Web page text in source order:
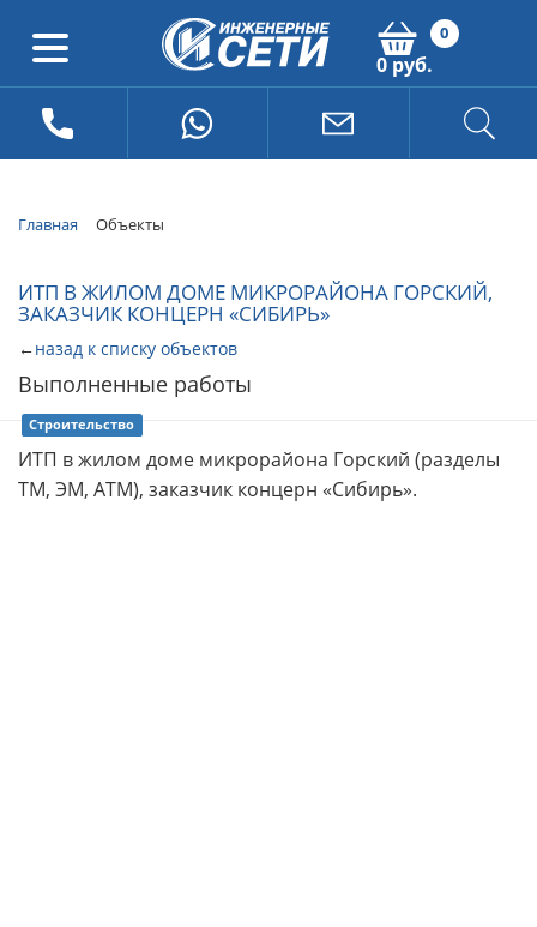
0
0 руб.
Главная Объекты
ИТП В ЖИЛОМ ДОМЕ МИКРОРАЙОНА ГОРСКИЙ,
ЗАКАЗЧИК КОНЦЕРН «СИБИРЬ»
←назад к списку объектов
Выполненные работы
Строительство
ИТП в жилом доме микрорайона Горский (разделы
ТМ, ЭМ, АТМ), заказчик концерн «Сибирь».